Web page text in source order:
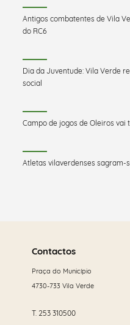
Antigos combatentes de Vila
do RC6
Dia da Juventude: Vila Verde
social
Campo de jogos de Oleiros vai
Atletas vilaverdenses sagram-
maisContactos
Praça do Município
4730-733 Vila Verde
T. 253 310500